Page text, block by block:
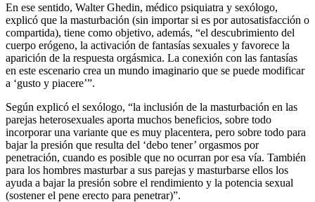
En ese sentido, Walter Ghedin, médico psiquiatra y sexólogo,
explicó que la masturbación (sin importar si es por autosatisfacción o
compartida), tiene como objetivo, además, “el descubrimiento del
cuerpo erógeno, la activación de fantasías sexuales y favorece la
aparición de la respuesta orgásmica. La conexión con las fantasías
en este escenario crea un mundo imaginario que se puede modificar
a ‘gusto y piacere’”.
Según explicó el sexólogo, “la inclusión de la masturbación en las
parejas heterosexuales aporta muchos beneficios, sobre todo
incorporar una variante que es muy placentera, pero sobre todo para
bajar la presión que resulta del ‘debo tener’ orgasmos por
penetración, cuando es posible que no ocurran por esa vía. También
para los hombres masturbar a sus parejas y masturbarse ellos los
ayuda a bajar la presión sobre el rendimiento y la potencia sexual
(sostener el pene erecto para penetrar)”.